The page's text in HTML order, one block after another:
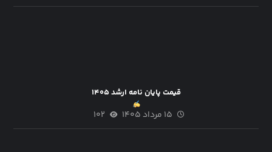
قیمت پایان نامه ارشد ۱۴۰۵
۱۵ مرداد ۱۴۰۵ ۱۰۲